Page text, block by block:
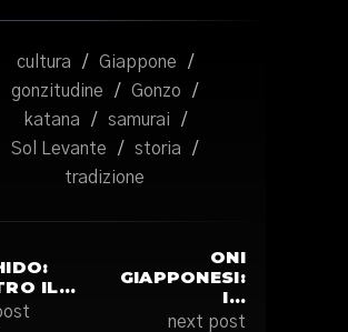
cultura / Giappone
/
gonzitudine
/ Gonzo
/
katana
/ samurai
/
Sol Levante
/ storia
/
tradizione
IL…
ONI
GIAPPONESI:
I…
next post